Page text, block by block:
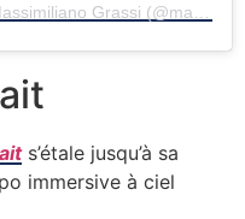
s’étale jusqu’à sa
immersive à ciel